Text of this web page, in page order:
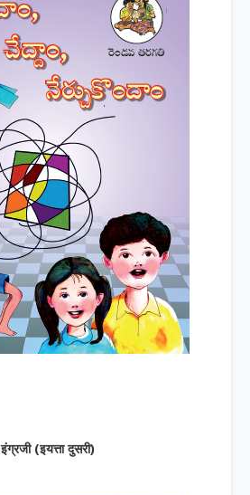
इंग्रजी (इयत्ता दुसरी)